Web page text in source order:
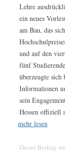
Lehre
ein neues
am Bau, das
und auf den
fünf
überzeugte
Informationen
sein
Hessen offiziell
mehr lesen
Dieser Beitrag